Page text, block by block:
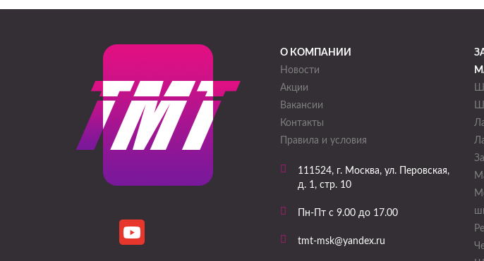
О КОМПАНИИ
Новости
Акции
Вакансии
Контакты
Правила и условия
111524, г. Москва, ул. Перовская,
д. 1, стр. 10
Пн-Пт с 9.00 до 17.00
tmt-msk@yandex.ru